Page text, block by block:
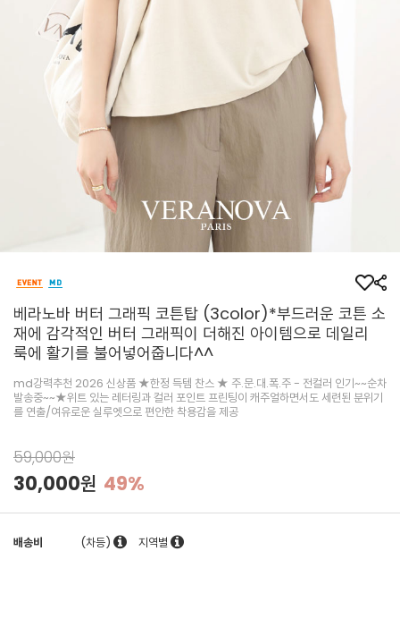
베라노바 버터 그래픽 코튼탑 (3color)*부드러운 코튼 소
재에 감각적인 버터 그래픽이 더해진 아이템으로 데일리
룩에 활기를 불어넣어줍니다^^
md강력추천 2026 신상품 ★한정 득템 찬스 ★ 주.문.대.폭.주 - 전컬러 인기~~순차
발송중~~★위트 있는 레터링과 컬러 포인트 프린팅이 캐주얼하면서도 세련된 분위기
를 연출/여유로운 실루엣으로 편안한 착용감을 제공
59,000원
30,000원 49%
배송비 (차등) 지역별